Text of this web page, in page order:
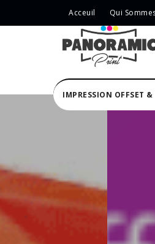
Acceuil Qui
IMPRESSION OFFSET